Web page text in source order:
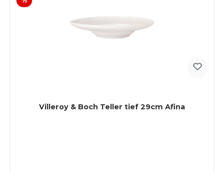
Villeroy & Boch Teller tief 29cm Afina